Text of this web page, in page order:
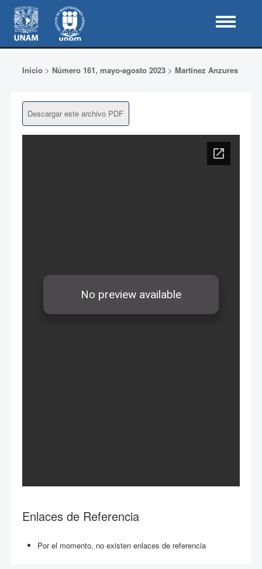
Inicio> Número 161, mayo-agosto 2023> Martínez Anzures
Descargar este archivo PDF
Enlaces de Referencia
Por el momento, no existen enlaces de referencia